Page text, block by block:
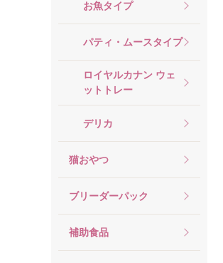
お魚タイプ
パティ・ムースタイプ
ロイヤルカナン ウェ
ットトレー
デリカ
猫おやつ
ブリーダーパック
補助食品